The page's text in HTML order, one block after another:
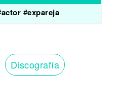
actor #expareja
Discografía